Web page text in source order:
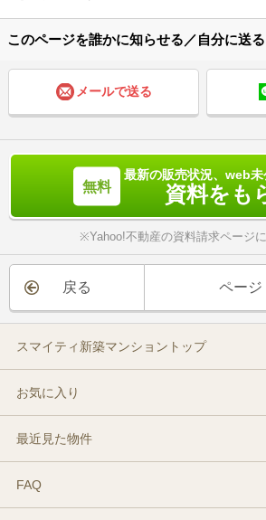
このページを誰かに知らせる／自分に送る
メールで送る
最新の販売状況、web
資料をも
※Yahoo!不動産の資料請求ページ
戻る ページ
スマイティ新築マンショントップ
お気に入り
最近見た物件
FAQ